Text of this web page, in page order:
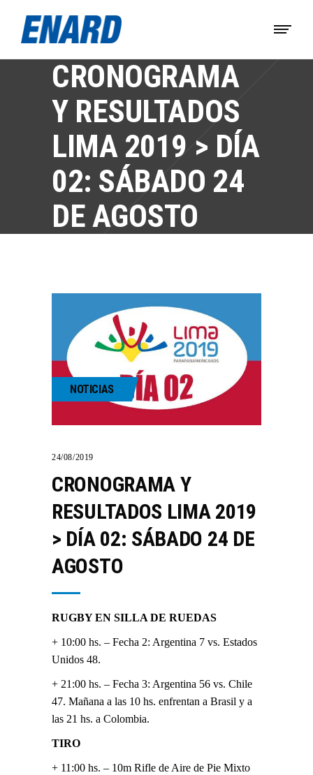
CRONOGRAMA
Y RESULTADOS
LIMA 2019 > DÍA
02: SÁBADO 24
DE AGOSTO
NOTICIAS
24/08/2019
CRONOGRAMA Y
RESULTADOS LIMA 2019
> DÍA 02: SÁBADO 24 DE
AGOSTO
RUGBY EN SILLA DE RUEDAS
+ 10:00 hs. – Fecha 2: Argentina 7 vs. Estados
Unidos 48.
+ 21:00 hs. – Fecha 3: Argentina 56 vs. Chile
47. Mañana a las 10 hs. enfrentan a Brasil y a
las 21 hs. a Colombia.
TIRO
+ 11:00 hs. – 10m Rifle de Aire de Pie Mixto